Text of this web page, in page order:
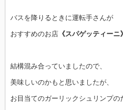
バスを降りるときに運転手さんが
おすすめのお店 《スパゲッティーニ》
結構混み合っていましたので、
美味しいのかもと思いましたが、
お目当てのガーリックシュリンプ